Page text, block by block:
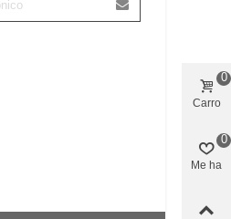
Carro
0
Me ha
0